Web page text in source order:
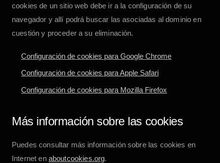
cookies de un sitio web debe ir a la configuración de su
navegador y allí podrá buscar las asociadas al dominio en
cuestión y proceder a su eliminación.
Configuración de cookies para Google Chrome
Configuración de cookies para Apple Safari
Configuración de cookies para Mozilla Firefox
Más información sobre las cookies
Puedes consultar más información sobre las cookies en
Internet en aboutcookies.org.